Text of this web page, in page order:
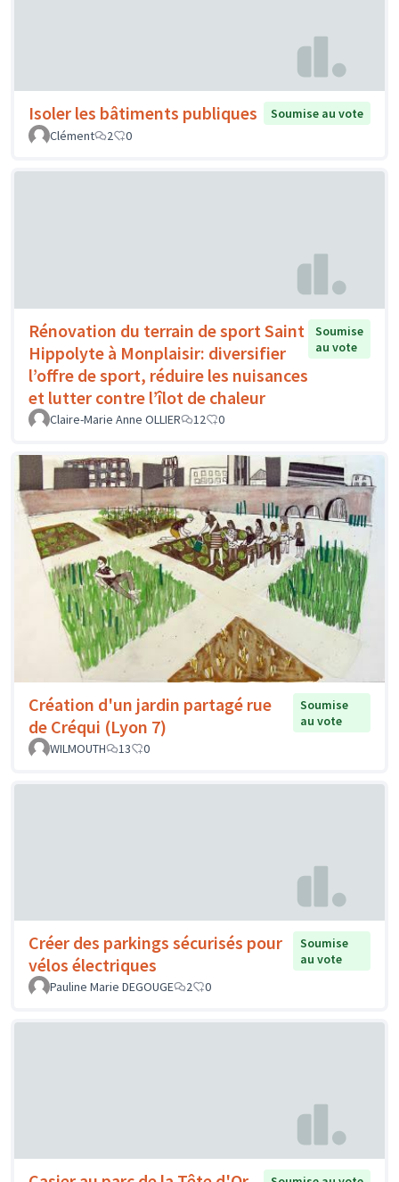
Isoler les bâtiments publiques
Soumise au vote
Clément
2 0
Rénovation du terrain de sport Saint
Hippolyte à Monplaisir: diversifier
l’offre de sport, réduire les nuisances
et lutter contre l’îlot de chaleur
Soumise
au vote
Claire-Marie Anne OLLIER 12 0
Création d'un jardin partagé rue
de Créqui (Lyon 7)
Soumise
au vote
WILMOUTH
13 0
Créer des parkings sécurisés pour
vélos électriques
Soumise
au vote
Pauline Marie DEGOUGE
2 0